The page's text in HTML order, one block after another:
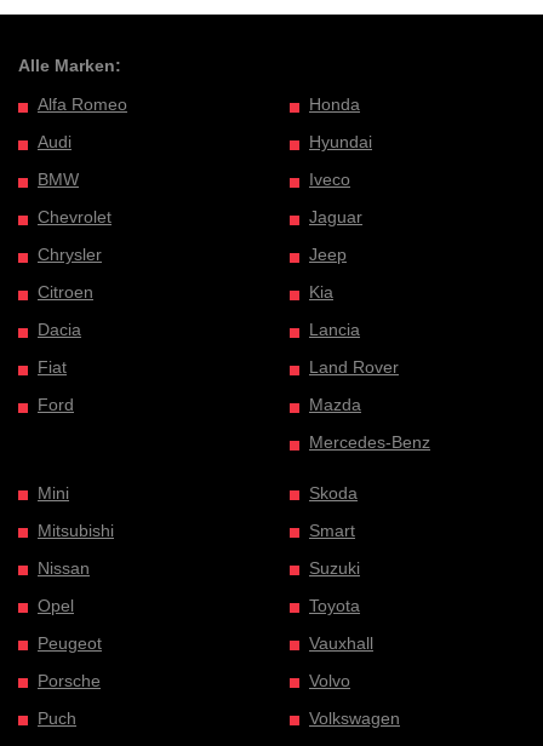
Alle Marken:
Alfa Romeo
Audi
BMW
Chevrolet
Chrysler
Citroen
Dacia
Fiat
Ford
Honda
Hyundai
Iveco
Jaguar
Jeep
Kia
Lancia
Land Rover
Mazda
Mercedes-Benz
Mini
Mitsubishi
Nissan
Opel
Peugeot
Porsche
Puch
Skoda
Smart
Suzuki
Toyota
Vauxhall
Volvo
Volkswagen